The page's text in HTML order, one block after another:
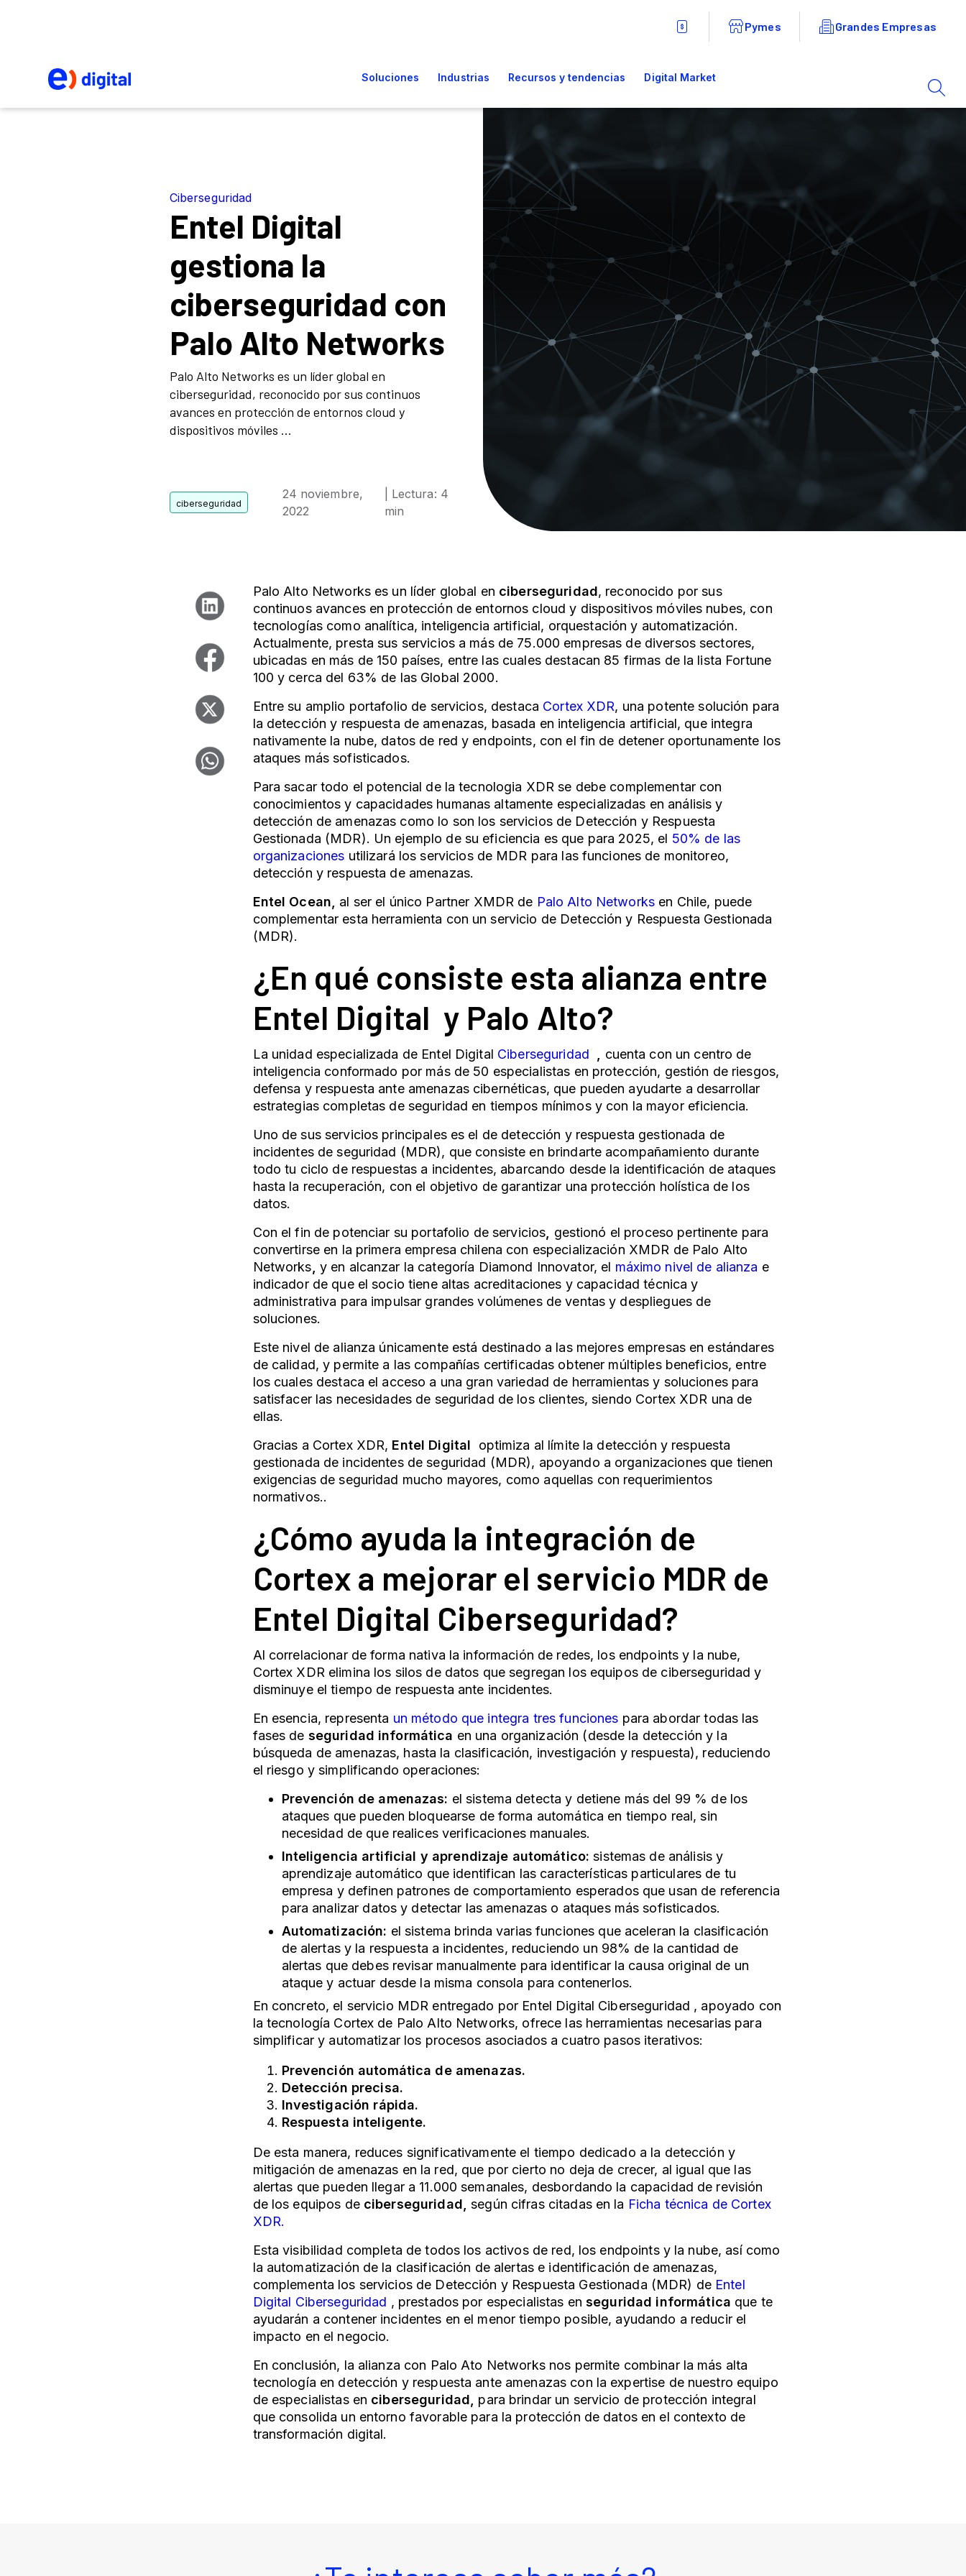
Ciberseguridad
Entel Digital
gestiona la
ciberseguridad con
Palo Alto Networks
Palo Alto Networks es un líder global en
ciberseguridad, reconocido por sus continuos
avances en protección de entornos cloud y
dispositivos móviles ...
24 noviembre,
2022
| Lectura: 4
min
Palo Alto Networks es un líder global en ciberseguridad, reconocido por sus
continuos avances en protección de entornos cloud y dispositivos móviles nubes, con
tecnologías como analítica, inteligencia artificial, orquestación y automatización.
Actualmente, presta sus servicios a más de 75.000 empresas de diversos sectores,
ubicadas en más de 150 países, entre las cuales destacan 85 firmas de la lista Fortune
100 y cerca del 63% de las Global 2000.
Entre su amplio portafolio de servicios, destaca Cortex XDR, una potente solución para
la detección y respuesta de amenazas, basada en inteligencia artificial, que integra
nativamente la nube, datos de red y endpoints, con el fin de detener oportunamente los
ataques más sofisticados.
Para sacar todo el potencial de la tecnologia XDR se debe complementar con
conocimientos y capacidades humanas altamente especializadas en análisis y
detección de amenazas como lo son los servicios de Detección y Respuesta
Gestionada (MDR). Un ejemplo de su eficiencia es que para 2025, el 50% de las
organizaciones utilizará los servicios de MDR para las funciones de monitoreo,
detección y respuesta de amenazas.
Entel Ocean, al ser el único Partner XMDR de Palo Alto Networks en Chile, puede
complementar esta herramienta con un servicio de Detección y Respuesta Gestionada
(MDR).
¿En qué consiste esta alianza entre
Entel Digital y Palo Alto?
La unidad especializada de Entel Digital Ciberseguridad
cuenta con un centro de
inteligencia conformado por más de 50 especialistas en protección, gestión de riesgos,
defensa y respuesta ante amenazas cibernéticas, que pueden ayudarte a desarrollar
estrategias completas de seguridad en tiempos mínimos y con la mayor eficiencia.
Uno de sus servicios principales es el de detección y respuesta gestionada de
incidentes de seguridad (MDR), que consiste en brindarte acompañamiento durante
todo tu ciclo de respuestas a incidentes, abarcando desde la identificación de ataques
hasta la recuperación, con el objetivo de garantizar una protección holística de los
datos.
Con el fin de potenciar su portafolio de servicios
gestionó el proceso pertinente para
convertirse en la primera empresa chilena con especialización XMDR de Palo Alto
Networks y en alcanzar la categoría Diamond Innovator, el máximo nivel de alianza e
indicador de que el socio tiene altas acreditaciones y capacidad técnica y
administrativa para impulsar grandes volúmenes de ventas y despliegues de
soluciones.
Este nivel de alianza únicamente está destinado a las mejores empresas en estándares
de calidad, y permite a las compañías certificadas obtener múltiples beneficios, entre
los cuales destaca el acceso a una gran variedad de herramientas y soluciones para
satisfacer las necesidades de seguridad de los clientes, siendo Cortex XDR una de
ellas.
Gracias a Cortex XDR, Entel Digital optimiza al límite la detección y respuesta
gestionada de incidentes de seguridad (MDR), apoyando a organizaciones que tienen
exigencias de seguridad mucho mayores, como aquellas con requerimientos
normativos..
¿Cómo ayuda la integración de
Cortex a mejorar el servicio MDR de
Entel Digital Ciberseguridad?
Al correlacionar de forma nativa la información de redes, los endpoints y la nube,
Cortex XDR elimina los silos de datos que segregan los equipos de ciberseguridad y
disminuye el tiempo de respuesta ante incidentes.
En esencia, representa un método que integra tres funciones para abordar todas las
fases de seguridad informática en una organización (desde la detección y la
búsqueda de amenazas, hasta la clasificación, investigación y respuesta), reduciendo
el riesgo y simplificando operaciones:
Prevención de amenazas: el sistema detecta y detiene más del 99 % de los
ataques que pueden bloquearse de forma automática en tiempo real, sin
necesidad de que realices verificaciones manuales.
Inteligencia artificial y aprendizaje automático: sistemas de análisis y
aprendizaje automático que identifican las características particulares de tu
empresa y definen patrones de comportamiento esperados que usan de referencia
para analizar datos y detectar las amenazas o ataques más sofisticados.
Automatización: el sistema brinda varias funciones que aceleran la clasificación
de alertas y la respuesta a incidentes, reduciendo un 98% de la cantidad de
alertas que debes revisar manualmente para identificar la causa original de un
ataque y actuar desde la misma consola para contenerlos.
En concreto, el servicio MDR entregado por Entel Digital Ciberseguridad , apoyado con
la tecnología Cortex de Palo Alto Networks, ofrece las herramientas necesarias para
simplificar y automatizar los procesos asociados a cuatro pasos iterativos:
Prevención automática de amenazas.
Detección precisa.
Investigación rápida.
Respuesta inteligente.
De esta manera, reduces significativamente el tiempo dedicado a la detección y
mitigación de amenazas en la red, que por cierto no deja de crecer, al igual que las
alertas que pueden llegar a 11.000 semanales, desbordando la capacidad de revisión
de los equipos de ciberseguridad,según cifras citadas en la Ficha técnica de Cortex
XDR.
Esta visibilidad completa de todos los activos de red, los endpoints y la nube, así como
la automatización de la clasificación de alertas e identificación de amenazas,
complementa los servicios de Detección y Respuesta Gestionada (MDR) de Entel
Digital Ciberseguridad , prestados por especialistas enseguridad informática que te
ayudarán a contener incidentes en el menor tiempo posible, ayudando a reducir el
impacto en el negocio.
En conclusión, la alianza con Palo Ato Networks nos permite combinar la más alta
tecnología en detección y respuesta ante amenazas con la expertise de nuestro equipo
de especialistas en ciberseguridad, para brindar un servicio de protección integral
que consolida un entorno favorable para la protección de datos en el contexto de
transformación digital.